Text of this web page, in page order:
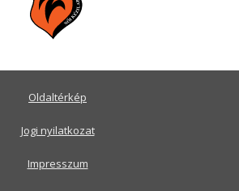
Oldaltérkép
Jogi nyilatkozat
Impresszum